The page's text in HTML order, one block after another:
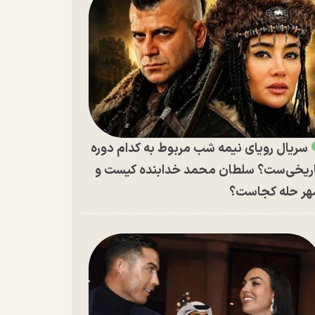
سریال رویای نیمه شب مربوط به کدام دوره
سلطان محمد خدابنده کیست و
حله کجاست؟